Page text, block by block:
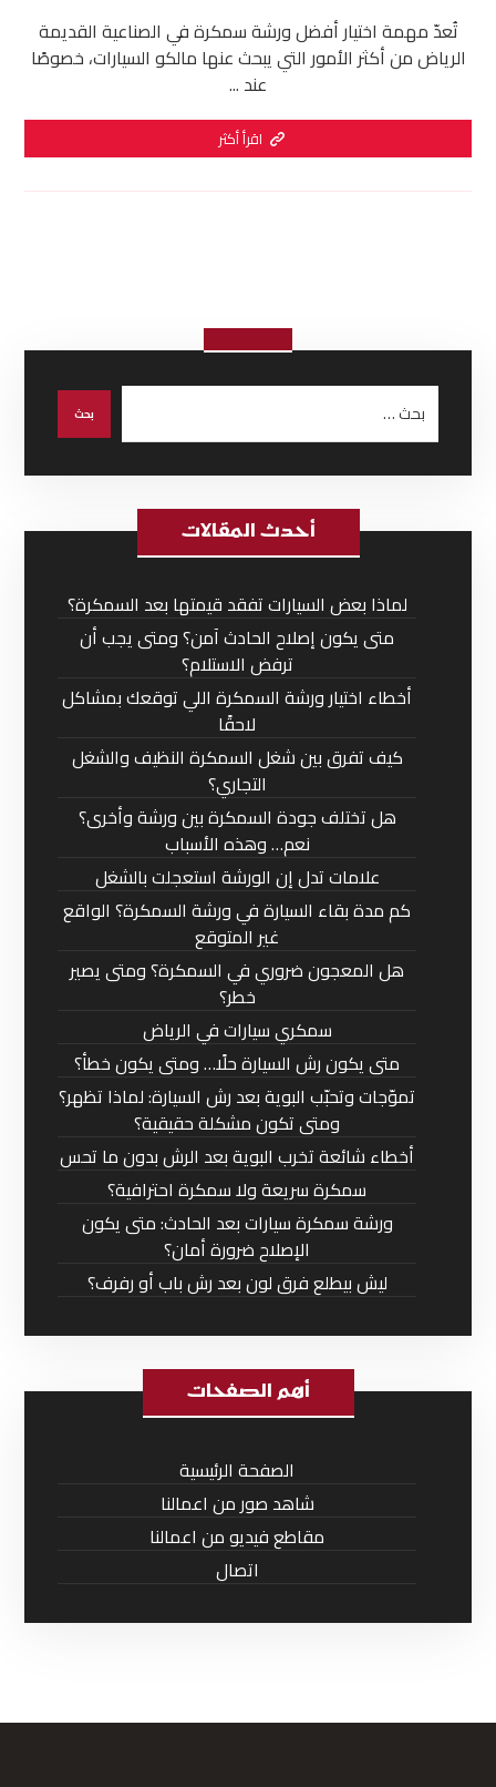
تُعدّ مهمة اختيار أفضل ورشة سمكرة في الصناعية القديمة
الرياض من أكثر الأمور التي يبحث عنها مالكو السيارات، خصوصًا
عند ...
اقرأ أكثر
أحدث المقالات
لماذا بعض السيارات تفقد قيمتها بعد السمكرة؟
متى يكون إصلاح الحادث آمن؟ ومتى يجب أن
ترفض الاستلام؟
أخطاء اختيار ورشة السمكرة اللي توقعك بمشاكل
لاحقًا
كيف تفرق بين شغل السمكرة النظيف والشغل
التجاري؟
هل تختلف جودة السمكرة بين ورشة وأخرى؟
نعم… وهذه الأسباب
علامات تدل إن الورشة استعجلت بالشغل
كم مدة بقاء السيارة في ورشة السمكرة؟ الواقع
غير المتوقع
هل المعجون ضروري في السمكرة؟ ومتى يصير
خطر؟
سمكري سيارات في الرياض
متى يكون رش السيارة حلًا… ومتى يكون خطأ؟
تموّجات وتحبّب البوية بعد رش السيارة: لماذا تظهر؟
ومتى تكون مشكلة حقيقية؟
أخطاء شائعة تخرب البوية بعد الرش بدون ما تحس
سمكرة سريعة ولا سمكرة احترافية؟
ورشة سمكرة سيارات بعد الحادث: متى يكون
الإصلاح ضرورة أمان؟
ليش بيطلع فرق لون بعد رش باب أو رفرف؟
أهم الصفحات
الصفحة الرئيسية
شاهد صور من اعمالنا
مقاطع فيديو من اعمالنا
اتصال